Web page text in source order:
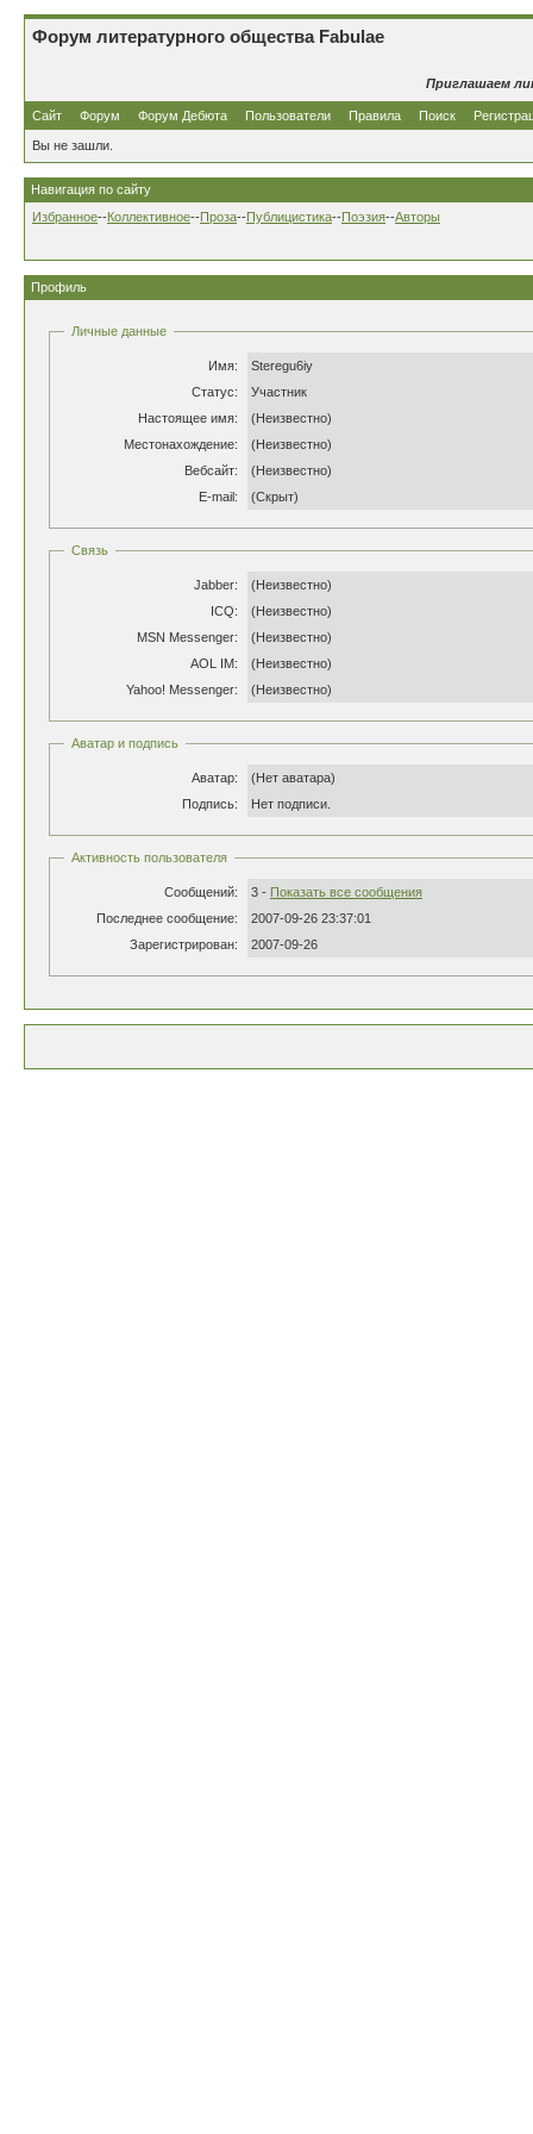
Форум литературного общества Fabulae
Приглашаем
Сайт Форум Форум Дебюта Пользователи Правила Поиск
Вы не зашли.
Навигация по сайту
Избранное--Коллективное--Проза--Публицистика--Поэзия--Авторы
Профиль
Личные данные
Имя:
Steregu6iy
Статус:
Участник
Настоящее имя:
(Неизвестно)
Местонахождение:
(Неизвестно)
Вебсайт:
(Неизвестно)
E-mail:
(Скрыт)
Связь
Jabber:
(Неизвестно)
ICQ:
(Неизвестно)
MSN Messenger:
(Неизвестно)
AOL IM:
(Неизвестно)
Yahoo! Messenger:
(Неизвестно)
Аватар и подпись
Аватар:
(Нет аватара)
Подпись:
Нет подписи.
Активность пользователя
Сообщений: 3 - Показать все сообщения
Последнее сообщение:
2007-09-26 23:37:01
Зарегистрирован:
2007-09-26